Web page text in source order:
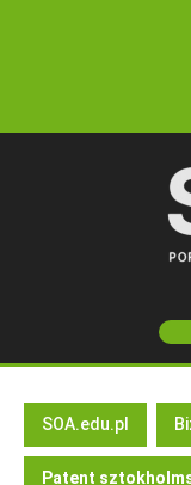
SOA.edu.pl
Patent